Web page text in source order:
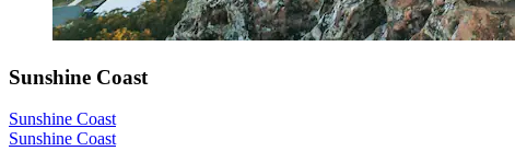
Sunshine Coast
Sunshine Coast
Sunshine Coast